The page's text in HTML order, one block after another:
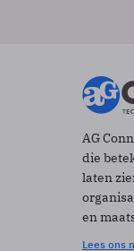
AG
die
laten
en
Lees ons